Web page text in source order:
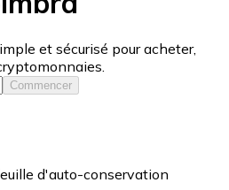
et sécurisé pour acheter,
Commencer
d'auto-conservation